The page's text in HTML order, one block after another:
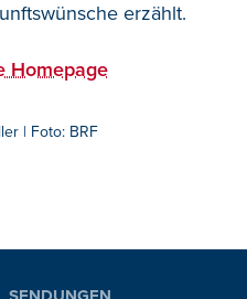
erzählt.
Homepage
| Foto: BRF